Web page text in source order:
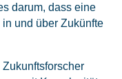
darum, dass eine
und über Zukünfte